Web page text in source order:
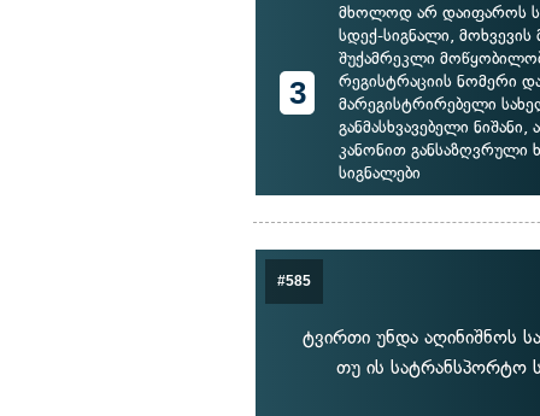
3
მხოლოდ არ დაიფაროს
სდექ-სიგნალი, მოხვევის
შუქამრეკლი
რეგისტრაციის ნომერი
მარეგისტრირებელი
განმასხვავებელი ნიშანი,
კანონით განსაზღვრული
სიგნალები
#585
ტვირთი უნდა აღინიშნოს
თუ ის სატრანსპორტო